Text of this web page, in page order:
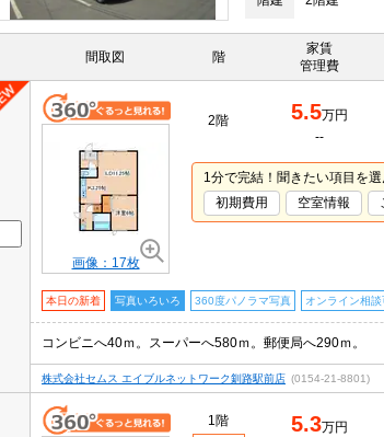
間取図 階
家賃
管理費
画像：17枚
2階 5.5万円
--
1分で完結！聞きたい項目を
初期費用
空室情報
本日の新着 写真いろいろ 360度パノラマ写真 オンライン相談
コンビニへ40ｍ。スーパーへ580ｍ。郵便局へ290ｍ。
株式会社セムス エイブルネットワーク釧路駅前店 (0154-21-8801)
1階 5.3万円